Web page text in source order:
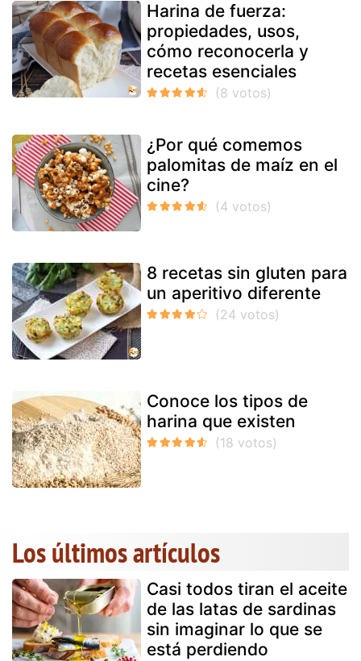
Harina de fuerza:
propiedades, usos,
cómo reconocerla y
recetas esenciales
¿Por qué comemos
palomitas de maíz en el
cine?
8 recetas sin gluten para
un aperitivo diferente
Conoce los tipos de
harina que existen
Los últimos artículos
Casi todos tiran el aceite
de las latas de sardinas
sin imaginar lo que se
está perdiendo